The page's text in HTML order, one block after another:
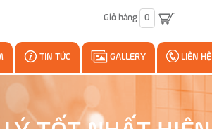
Giỏ hàng 0
TIN TỨC GALLERY LIÊN HỆ